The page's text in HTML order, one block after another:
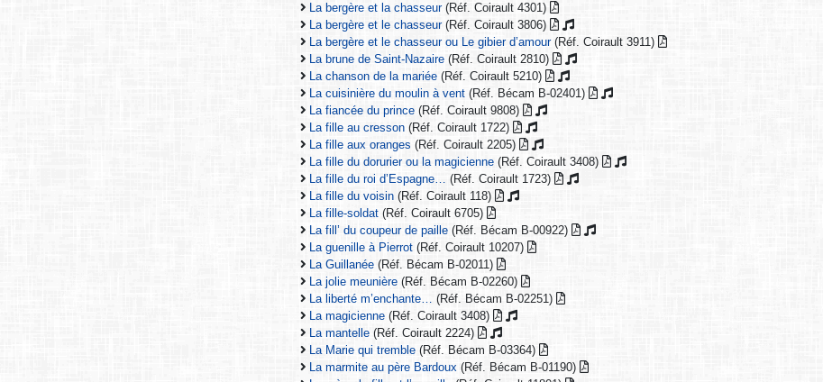
La bergère et la chasseur(Réf. Coirault 4301)
La bergère et le chasseur(Réf. Coirault 3806)
La bergère et le chasseur ou Le gibier d’amour(Réf. Coirault 3911)
La brune de Saint-Nazaire (Réf. Coirault 2810)
La chanson de la mariée (Réf. Coirault 5210)
La cuisinière du moulin à vent (Réf. Bécam B-02401)
La fiancée du prince (Réf. Coirault 9808)
La fille au cresson (Réf. Coirault 1722)
La fille aux oranges (Réf. Coirault 2205)
La fille du dorurier ou la magicienne (Réf. Coirault 3408)
La fille du roi d’Espagne…
(Réf. Coirault 1723)
La fille du voisin (Réf. Coirault 118)
La fille-soldat (Réf. Coirault 6705)
La fill’ du coupeur de paille (Réf. Bécam B-00922)
La guenille à Pierrot (Réf. Coirault 10207)
La Guillanée (Réf. Bécam B-02011)
La jolie meunière (Réf. Bécam B-02260)
La liberté m’enchante…
(Réf. Bécam B-02251)
La magicienne (Réf. Coirault 3408)
La mantelle (Réf. Coirault 2224)
La Marie qui tremble (Réf. Bécam B-03364)
La marmite au père Bardoux (Réf. Bécam B-01190)